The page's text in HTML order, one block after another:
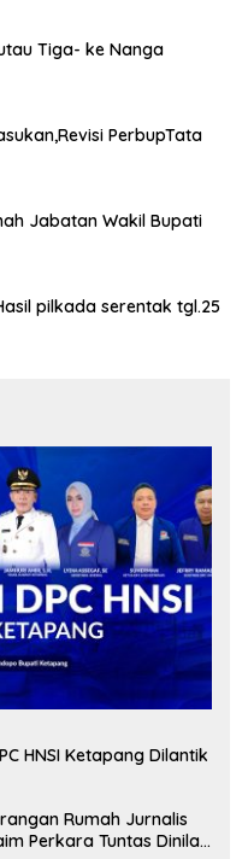
Tiga- ke Nanga
PerbupTata
Jabatan Wakil Bupati
pilkada serentak tgl.25
HNSI Ketapang Dilantik
Rumah Jurnalis
Perkara Tuntas Dinilai